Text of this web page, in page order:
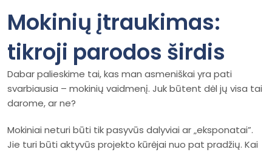
Mokinių įtraukimas:
tikroji parodos širdis
Dabar palieskime tai, kas man asmeniškai yra pati
svarbiausia – mokinių vaidmenį. Juk būtent dėl jų visa tai
darome, ar ne?
Mokiniai neturi būti tik pasyvūs dalyviai ar „eksponatai”.
Jie turi būti aktyvūs projekto kūrėjai nuo pat pradžių. Kai